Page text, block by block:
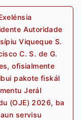
Next
post:
Autoridade
Viqueque S.
C. S. de G.
ofisialmente
pakote fiskál
Jerál
(OJE) 2026, ba
servisu